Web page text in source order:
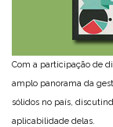
Com a participação de
amplo panorama da
sólidos no país,
aplicabilidade delas.